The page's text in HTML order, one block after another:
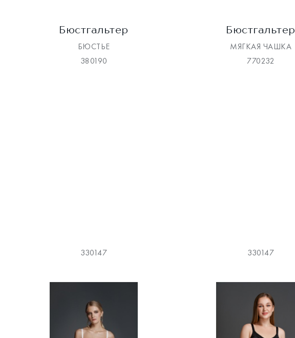
Бюстгальтер
БЮСТЬЕ
380190
Бюстгальтер
МЯГКАЯ ЧАШКА
770232
330147 330147